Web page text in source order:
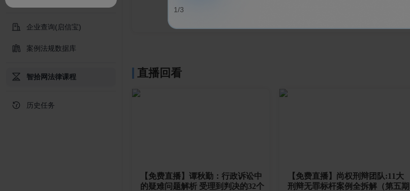
企业查询(启信宝)
案例法规数据库
智拾网法律课程
历史任务
1/3
直播回看
【免费直播】谭秋勤：行政诉讼中
的疑难问题解析 受理到判决的32个
【免费直播】尚权刑辩团队:11大
刑辩无罪标杆案例全拆解（第五期